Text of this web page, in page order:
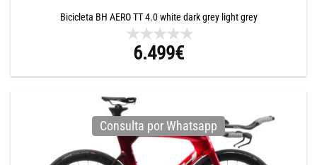
Bicicleta BH AERO TT 4.0 white dark grey light grey
6.499€
Consulta por Whatsapp